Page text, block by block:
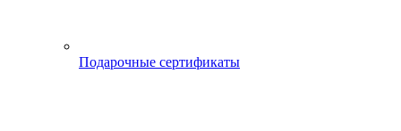
Подарочные сертификаты